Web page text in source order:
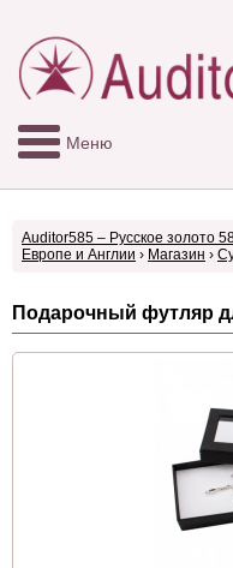
Меню
Auditor585 – Русское золото
Европе и Англии › Магазин ›
Подарочный футляр